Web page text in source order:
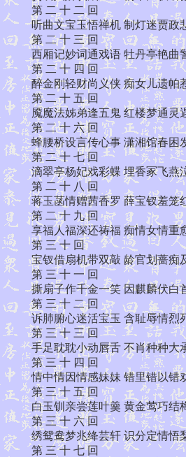
第 二 十 二 回
听曲文宝玉悟禅机 制灯迷贾政
第 二 十 三 回
西厢记妙词通戏语 牡丹亭艳曲
第 二 十 四 回
醉金刚轻财尚义侠 痴女儿遗帕
第 二 十 五 回
魇魔法姊弟逢五鬼 红楼梦通灵
第 二 十 六 回
蜂腰桥设言传心事 潇湘馆春困
第 二 十 七 回
滴翠亭杨妃戏彩蝶 埋香冢飞燕
第 二 十 八 回
蒋玉菡情赠茜香罗 薛宝钗羞笼
第 二 十 九 回
享福人福深还祷福 痴情女情重
第 三 十 回
宝钗借扇机带双敲 龄官划蔷痴
第 三 十 一 回
撕扇子作千金一笑 因麒麟伏白
第 三 十 二 回
诉肺腑心迷活宝玉 含耻辱情烈
第 三 十 三 回
手足耽耽小动唇舌 不肖种种大
第 三 十 四 回
情中情因情感妹妹 错里错以错
第 三 十 五 回
白玉钏亲尝莲叶羹 黄金莺巧结
第 三 十 六 回
绣鸳鸯梦兆绛芸轩 识分定情悟
第 三 十 七 回